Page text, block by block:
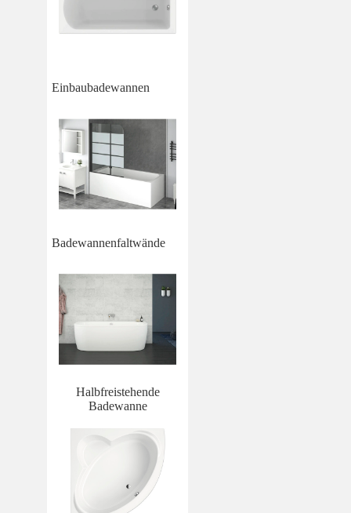
Einbaubadewannen
Badewannenfaltwände
Halbfreistehende
Badewanne